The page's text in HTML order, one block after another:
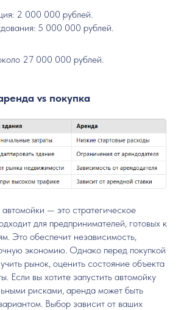
2 000 000 рублей.
5 000 000 рублей.
27 000 000 рублей.
vs покупка
— это стратегическое
для предпринимателей, готовых к
Это обеспечит независимость,
экономию. Однако перед покупкой
рынок, оценить состояние объекта
Если вы хотите запустить автомойку
рисками, аренда может быть
Выбор зависит от ваших